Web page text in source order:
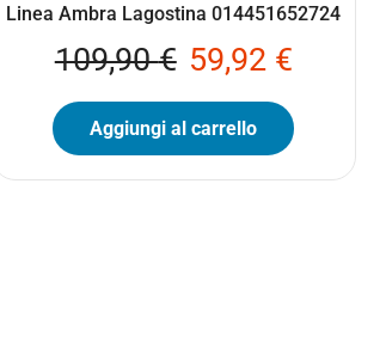
Linea Ambra Lagostina 014451652724
109,90€ 59,92 €
Aggiungi al carrello